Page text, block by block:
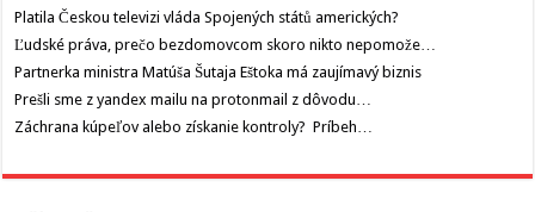
Platila Českou televizi vláda Spojených států amerických?
Ľudské práva, prečo bezdomovcom skoro nikto nepomože…
Partnerka ministra Matúša Šutaja Eštoka má zaujímavý biznis
Prešli sme z yandex mailu na protonmail z dôvodu…
Záchrana kúpeľov alebo získanie kontroly? Príbeh…